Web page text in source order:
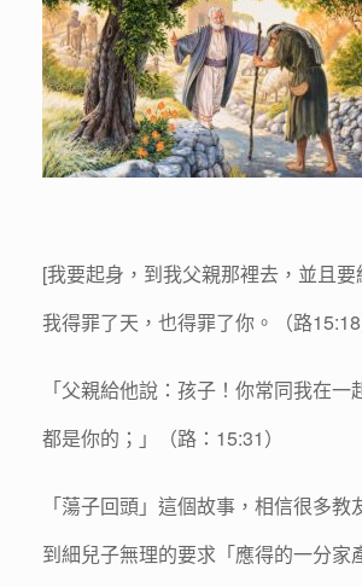
[我要起身，到我父親那裡去，並且要
我得罪了天，也得罪了你。（路
「父親給他說：孩子！你常同我在一
都是你的；」（路：15:31）
「蕩子回頭」這個故事，相信很多教
到細兒子無理的要求「應得的一分家